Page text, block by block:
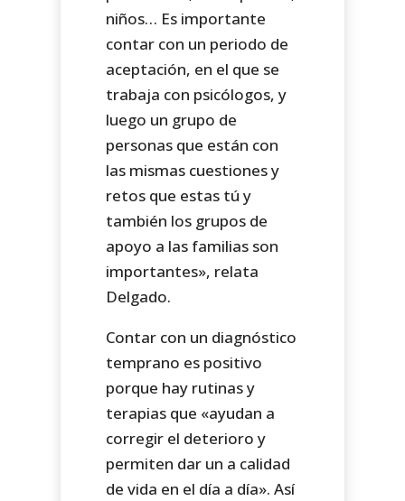
niños… Es importante
contar con un periodo de
aceptación, en el que se
trabaja con psicólogos, y
luego un grupo de
personas que están con
las mismas cuestiones y
retos que estas tú y
también los grupos de
apoyo a las familias son
importantes», relata
Delgado.
Contar con un diagnóstico
temprano es positivo
porque hay rutinas y
terapias que «ayudan a
corregir el deterioro y
permiten dar un a calidad
de vida en el día a día». Así